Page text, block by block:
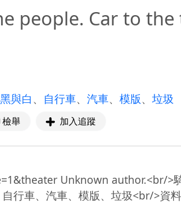
people. Car to the
黑與白 、 自行車、 汽車、 模版、 垃圾
檢舉 加入追蹤
Unknown author.<br/>
行車、汽車、模版、垃圾<br/>資